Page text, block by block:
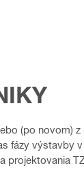
(po novom) z
fázy výstavby
projektovania